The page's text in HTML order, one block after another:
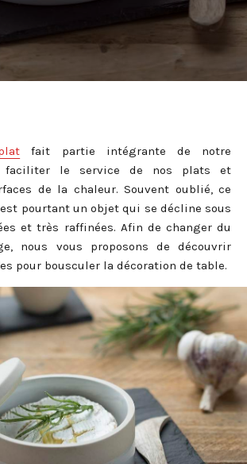
fait partie intégrante de notre
faciliter le service de nos plats et
de la chaleur. Souvent oublié, ce
pourtant un objet qui se décline sous
et très raffinées. Afin de changer du
nous vous proposons de découvrir
pour bousculer la décoration de table.